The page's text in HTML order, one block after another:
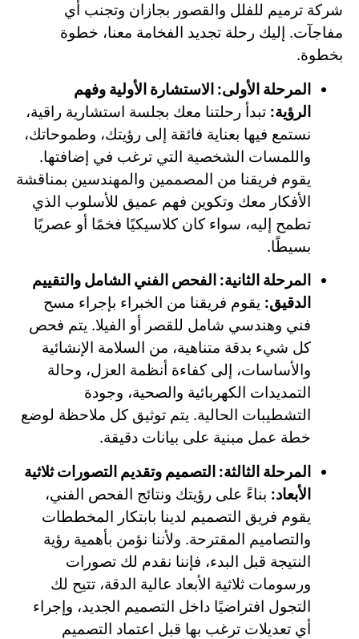
شركة ترميم للفلل والقصور بجازان وتجنب أي
مفاجآت. إليك رحلة تجديد الفخامة معنا، خطوة
بخطوة.
المرحلة الأولى: الاستشارة الأولية وفهم
الرؤية: تبدأ رحلتنا معك بجلسة استشارية راقية،
نستمع فيها بعناية فائقة إلى رؤيتك، وطموحاتك،
واللمسات الشخصية التي ترغب في إضافتها.
يقوم فريقنا من المصممين والمهندسين بمناقشة
الأفكار معك وتكوين فهم عميق للأسلوب الذي
تطمح إليه، سواء كان كلاسيكيًا فخمًا أو عصريًا
بسيطًا.
المرحلة الثانية: الفحص الفني الشامل والتقييم
الدقيق: يقوم فريقنا من الخبراء بإجراء مسح
فني وهندسي شامل للقصر أو الفيلا. يتم فحص
كل شيء بدقة متناهية، من السلامة الإنشائية
والأساسات، إلى كفاءة أنظمة العزل، وحالة
التمديدات الكهربائية والصحية، وجودة
التشطيبات الحالية. يتم توثيق كل ملاحظة لوضع
خطة عمل مبنية على بيانات دقيقة.
المرحلة الثالثة: التصميم وتقديم التصورات ثلاثية
الأبعاد: بناءً على رؤيتك ونتائج الفحص الفني،
يقوم فريق التصميم لدينا بابتكار المخططات
والتصاميم المقترحة. ولأننا نؤمن بأهمية رؤية
النتيجة قبل البدء، فإننا نقدم لك تصورات
ورسومات ثلاثية الأبعاد عالية الدقة، تتيح لك
التجول افتراضيًا داخل التصميم الجديد، وإجراء
أي تعديلات ترغب بها قبل اعتماد التصميم